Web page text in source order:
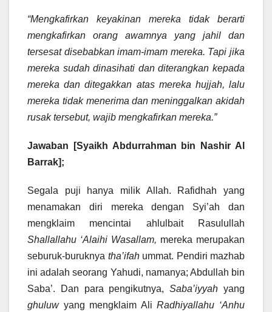
“Mengkafirkan keyakinan mereka tidak berarti
mengkafirkan orang awamnya yang jahil dan
tersesat disebabkan imam-imam mereka. Tapi jika
mereka sudah dinasihati dan diterangkan kepada
mereka dan ditegakkan atas mereka hujjah, lalu
mereka tidak menerima dan meninggalkan akidah
rusak tersebut, wajib mengkafirkan mereka.”
Jawaban [Syaikh Abdurrahman bin Nashir Al
Barrak];
Segala puji hanya milik Allah. Rafidhah yang
menamakan diri mereka dengan Syi’ah dan
mengklaim mencintai ahlulbait Rasulullah
Shallallahu ‘Alaihi Wasallam, mereka merupakan
seburuk-buruknya tha’ifah ummat. Pendiri mazhab
ini adalah seorang Yahudi, namanya; Abdullah bin
Saba’. Dan para pengikutnya,Saba’iyyahyang
ghuluw yang mengklaim AliRadhiyallahu ‘Anhu